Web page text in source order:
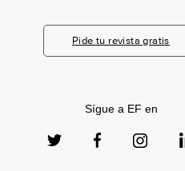
Pide tu revista gratis
Sígue a EF en